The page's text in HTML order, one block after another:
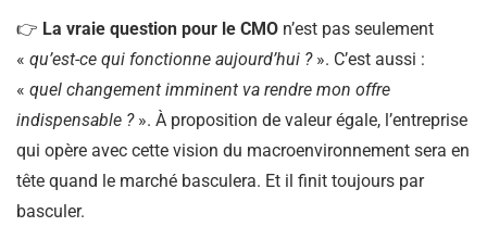
👉 La vraie question pour le CMO n’est pas seulement
« qu’est-ce qui fonctionne aujourd’hui ? ». C’est aussi :
« quel changement imminent va rendre mon offre
indispensable ?». À proposition de valeur égale, l’entreprise
qui opère avec cette vision du macroenvironnement sera en
tête quand le marché basculera. Et il finit toujours par
basculer.